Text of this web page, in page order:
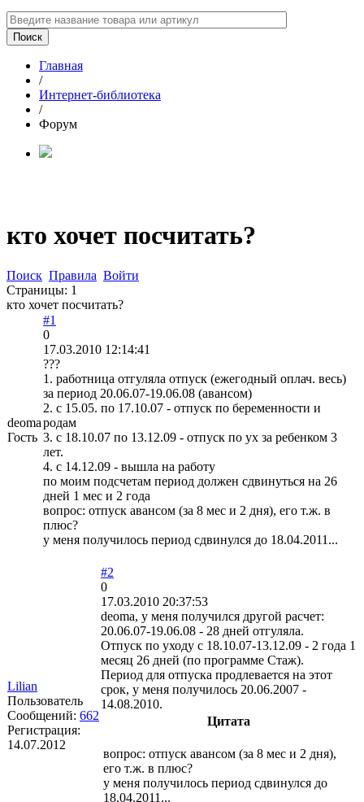
Главная
/
Интернет-библиотека
/
Форум
кто хочет посчитать?
Поиск Правила Войти
Страницы: 1
кто хочет посчитать?
deoma
Гость
#1
0
17.03.2010 12:14:41
???
1. работница отгуляла отпуск (ежегодный оплач. весь)
за период 20.06.07-19.06.08 (авансом)
2. с 15.05. по 17.10.07 - отпуск по беременности и
родам
3. с 18.10.07 по 13.12.09 - отпуск по ух за ребенком 3
лет.
4. с 14.12.09 - вышла на работу
по моим подсчетам период должен сдвинуться на 26
дней 1 мес и 2 года
вопрос: отпуск авансом (за 8 мес и 2 дня), его т.ж. в
плюс?
у меня получилось период сдвинулся до 18.04.2011...
Lilian
Пользователь
Сообщений: 662
Регистрация:
14.07.2012
#2
0
17.03.2010 20:37:53
deoma, у меня получился другой расчет:
20.06.07-19.06.08 - 28 дней отгуляла.
Отпуск по уходу с 18.10.07-13.12.09 - 2 года 1
месяц 26 дней (по программе Стаж).
Период для отпуска продлевается на этот
срок, у меня получилось 20.06.2007 -
14.08.2010.
Цитата
вопрос: отпуск авансом (за 8 мес и 2 дня),
его т.ж. в плюс?
у меня получилось период сдвинулся до
18.04.2011...